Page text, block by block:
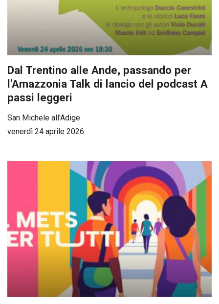
Dal Trentino alle Ande, passando per
l'Amazzonia Talk di lancio del podcast A
passi leggeri
San Michele all'Adige
venerdì 24 aprile 2026